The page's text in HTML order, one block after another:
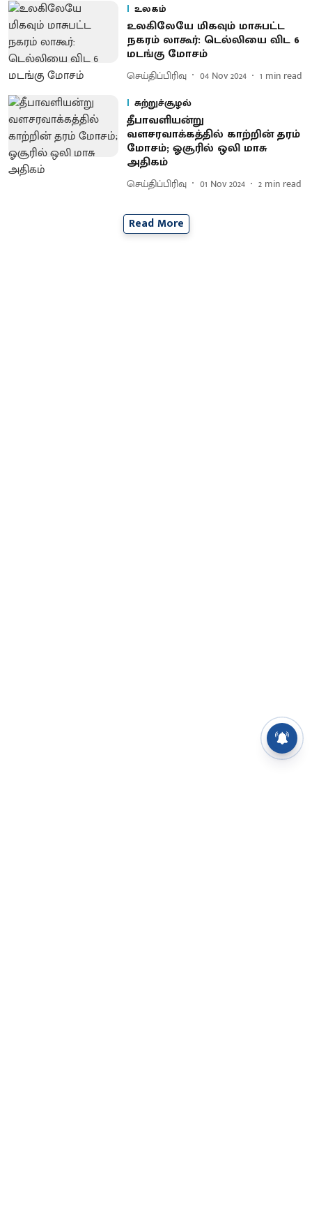
உலகம்
உலகிலேயே மிகவும் மாசுபட்ட
நகரம் லாகூர்: டெல்லியை விட 6
மடங்கு மோசம்
செய்திப்பிரிவு 04 Nov 2024 1 min read
சுற்றுச்சூழல்
தீபாவளியன்று
வளசரவாக்கத்தில் காற்றின் தரம்
மோசம்; ஓசூரில் ஒலி மாசு
அதிகம்
செய்திப்பிரிவு 01 Nov 2024 2 min read
Read More